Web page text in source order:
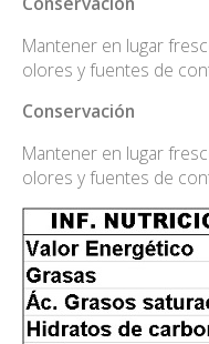
Mantener en lugar
olores y fuentes de
Conservación
Mantener en lugar
olores y fuentes de